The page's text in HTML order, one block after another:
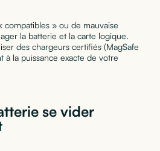
compatibles » ou de mauvaise
la batterie et la carte logique.
des chargeurs certifiés (MagSafe
à la puissance exacte de votre
se vider